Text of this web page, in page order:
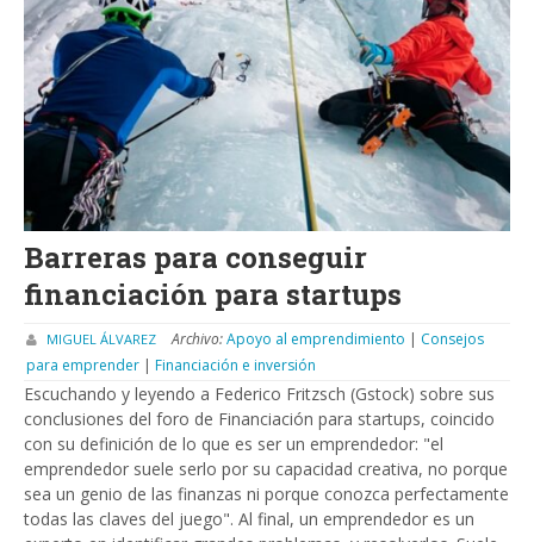
Barreras para conseguir
financiación para startups
MIGUEL ÁLVAREZ Archivo:Apoyo al emprendimiento | Consejos
para emprender | Financiación e inversión
Escuchando y leyendo a Federico Fritzsch (Gstock) sobre sus
conclusiones del foro de Financiación para startups, coincido
con su definición de lo que es ser un emprendedor: "el
emprendedor suele serlo por su capacidad creativa, no porque
sea un genio de las finanzas ni porque conozca perfectamente
todas las claves del juego". Al final, un emprendedor es un